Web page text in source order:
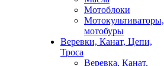
Мотоблоки
Мотокультиваторы,
мотобуры
Веревки, Канат, Цепи,
Троса
Веревка, Канат,